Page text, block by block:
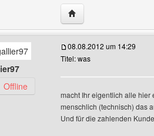
Website dieses
Benutzer-Profile anzeigen
Offline
08.08.2012 um 14:29
Titel: was
macht Ihr eigentlich alle hier
menschlich (technisch) das
Und für die zahlenden